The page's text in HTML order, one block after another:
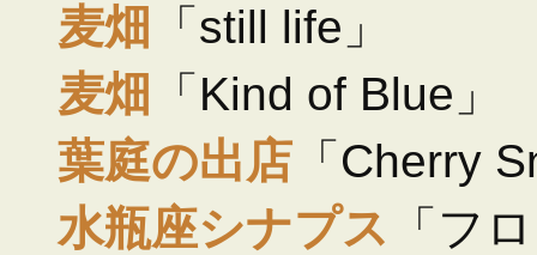
麦畑
「still life」
麦畑
「Kind of Blue」
葉庭の出店 「Cherry
水瓶座シナプス
「フ